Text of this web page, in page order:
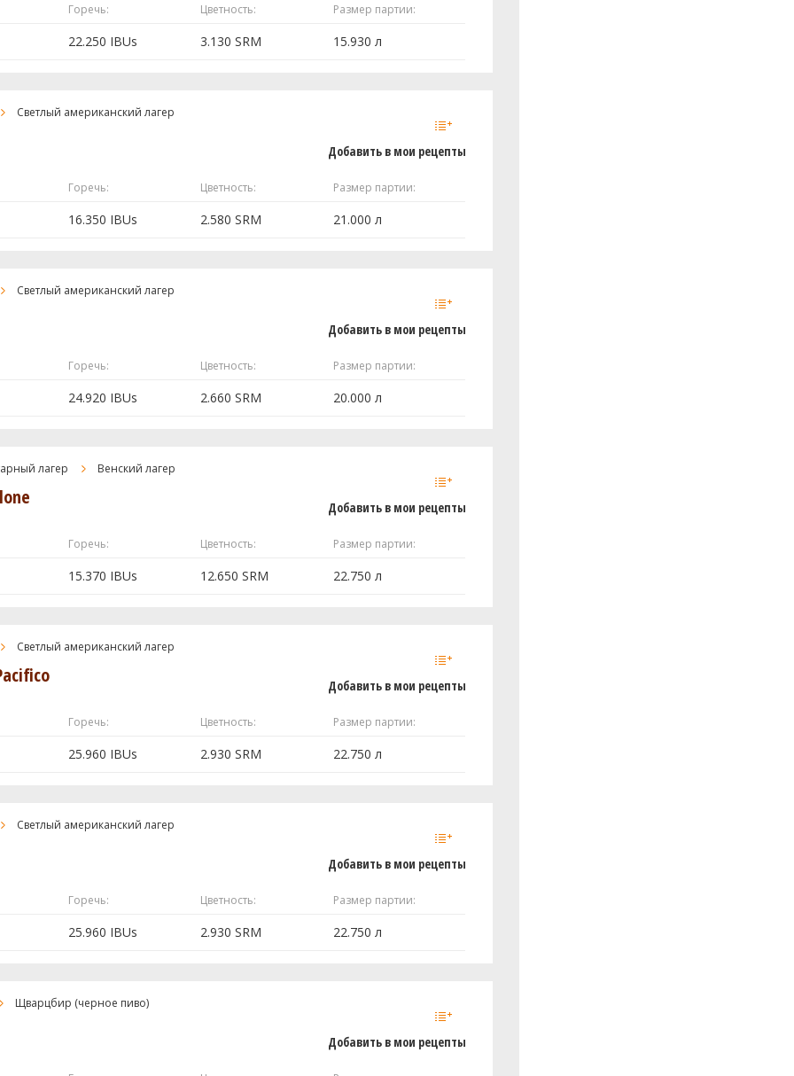
0.18 кг
Горечь: Цветность: Размер партии:
22.250 IBUs 3.130 SRM 15.930 л
2.07 кг
28.36 г
Светлый американский лагер
Добавить в мои рецепты
Горечь: Цветность: Размер партии:
16.350 IBUs 2.580 SRM 21.000 л
4 кг
Светлый американский лагер
Добавить в мои рецепты
Горечь: Цветность: Размер партии:
24.920 IBUs 2.660 SRM 20.000 л
2.5 кг
лагер Венский лагер
Добавить в мои рецепты
Горечь: Цветность: Размер партии:
15.370 IBUs 12.650 SRM 22.750 л
2.25 кг
0.03 кг
Светлый американский лагер
Добавить в мои рецепты
Горечь: Цветность: Размер партии:
25.960 IBUs 2.930 SRM 22.750 л
8 кг
56.71 г
1 шт
Светлый американский лагер
Добавить в мои рецепты
Горечь: Цветность: Размер партии:
25.960 IBUs 2.930 SRM 22.750 л
8 кг
Щварцбир (черное пиво)
Добавить в мои рецепты